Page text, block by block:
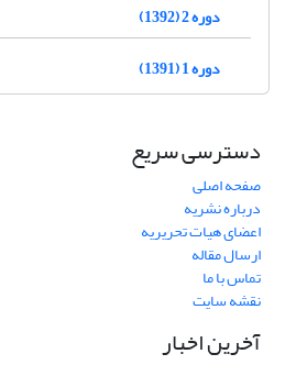
دوره 2 (1392)
دوره 1 (1391)
دسترسی سریع
صفحه اصلی
درباره نشریه
اعضای هیات تحریریه
ارسال مقاله
تماس با ما
نقشه سایت
آخرین اخبار